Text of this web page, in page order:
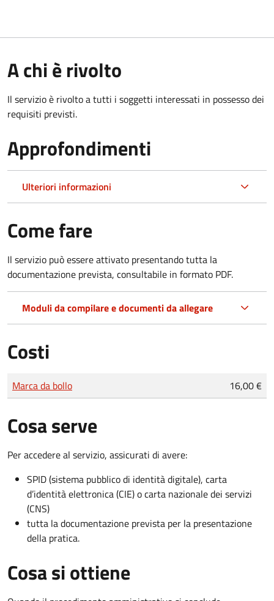
A chi è rivolto
Il servizio è rivolto a tutti i soggetti interessati in possesso dei
requisiti previsti.
Approfondimenti
Ulteriori informazioni
Come fare
Il servizio può essere attivato presentando tutta la
documentazione prevista, consultabile in formato PDF.
Moduli da compilare e documenti da allegare
Costi
Tipo di pagamento
Importo
Marca da bollo 16,00 €
Cosa serve
Per accedere al servizio, assicurati di avere:
SPID (sistema pubblico di identità digitale), carta
d’identità elettronica (CIE) o carta nazionale dei servizi
(CNS)
tutta la documentazione prevista per la presentazione
della pratica.
Cosa si ottiene